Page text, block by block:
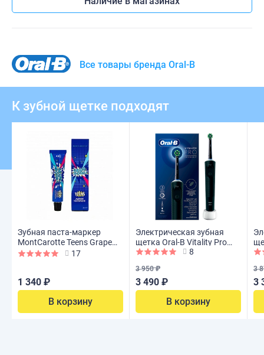
Все товары бренда Oral-B
К зубной щетке подходят
Зубная паста-маркер
MontCarotte Teens Grape
Boom ( с 6 лет), 30 мл
17
1 340 ₽
В корзину
Электрическая зубная
щетка Oral-B Vitality Pro
(Чёрная)
8
3 950 ₽
3 490 ₽
В корзину
3
3